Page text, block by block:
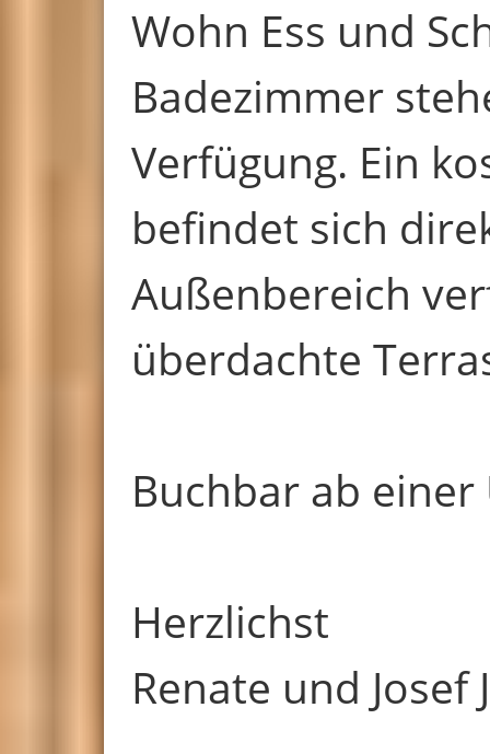
Wohn Ess und
Badezimmer
Verfügung. Ein
befindet sich
Außenbereich
überdachte
Buchbar ab
Herzlichst
Renate und Josef